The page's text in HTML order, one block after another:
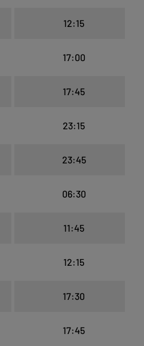
12:15
17:00
17:45
23:15
23:45
06:30
11:45
12:15
17:30
17:45